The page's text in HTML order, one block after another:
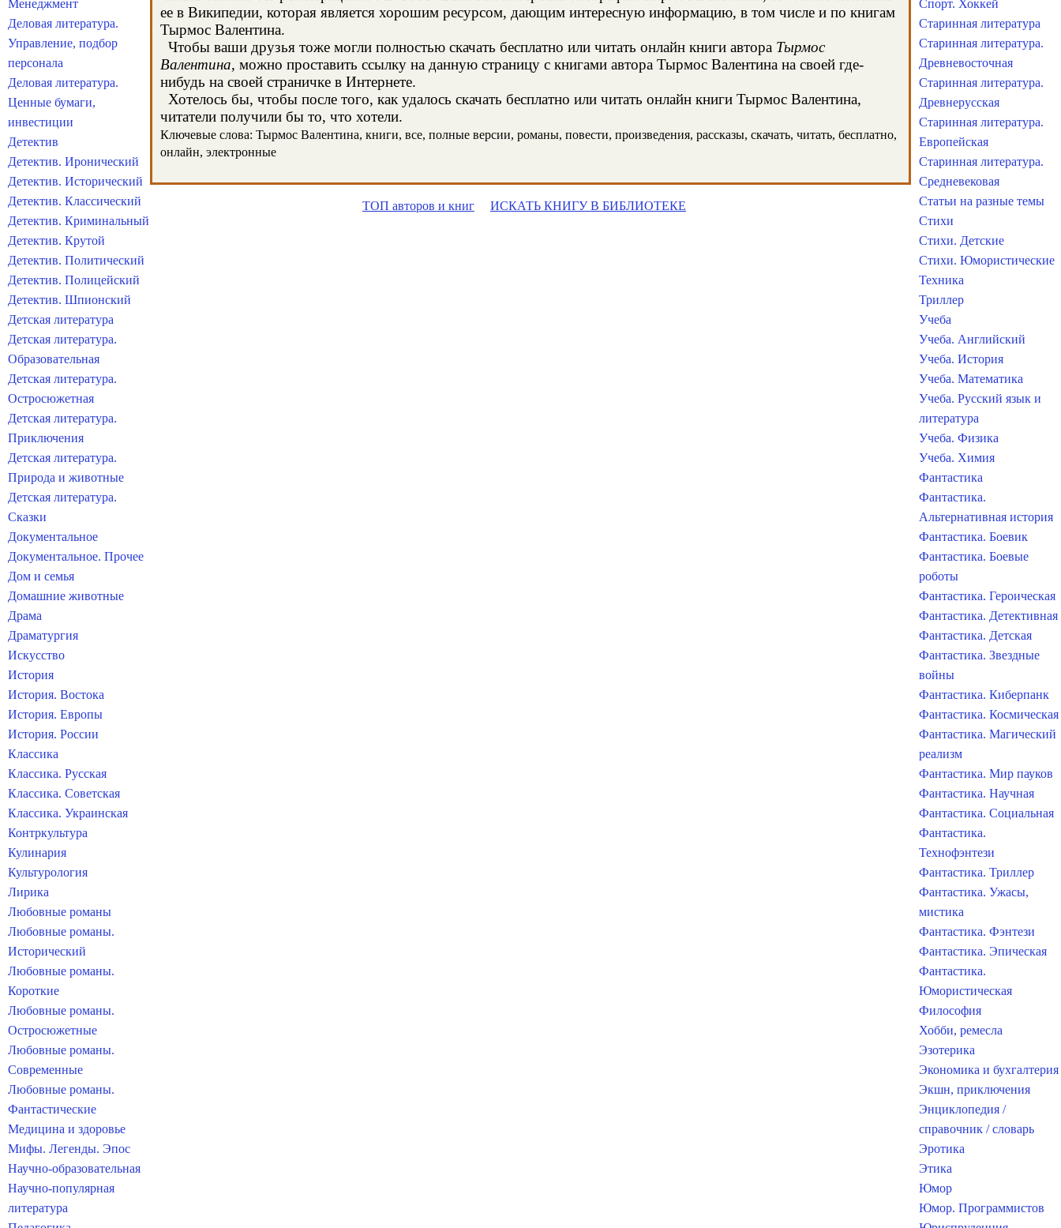
ее в Википедии, которая является хорошим ресурсом, дающим интересную информацию, в том числе и по книгам
Тырмос Валентина.
Чтобы ваши друзья тоже могли полностью скачать бесплатно или читать онлайн книги автора Тырмос
Валентина, можно проставить ссылку на данную страницу с книгами автора Тырмос Валентина на своей где-
нибудь на своей страничке в Интернете.
Хотелось бы, чтобы после того, как удалось скачать бесплатно или читать онлайн книги Тырмос Валентина,
читатели получили бы то, что хотели.
Ключевые слова: Тырмос Валентина, книги, все, полные версии, романы, повести, произведения, рассказы, скачать, читать, бесплатно,
онлайн, электронные
ТОП авторов и книг ИСКАТЬ КНИГУ В БИБЛИОТЕКЕ
Менеджмент
Деловая литература.
Управление, подбор
персонала
Деловая литература.
Ценные бумаги,
инвестиции
Детектив
Детектив. Иронический
Детектив. Исторический
Детектив. Классический
Детектив. Криминальный
Детектив. Крутой
Детектив. Политический
Детектив. Полицейский
Детектив. Шпионский
Детская литература
Детская литература.
Образовательная
Детская литература.
Остросюжетная
Детская литература.
Приключения
Детская литература.
Природа и животные
Детская литература.
Сказки
Документальное
Документальное. Прочее
Дом и семья
Домашние животные
Драма
Драматургия
Искусство
История
История. Востока
История. Европы
История. России
Классика
Классика. Русская
Классика. Советская
Классика. Украинская
Контркультура
Кулинария
Культурология
Лирика
Любовные романы
Любовные романы.
Исторический
Любовные романы.
Короткие
Любовные романы.
Остросюжетные
Любовные романы.
Современные
Любовные романы.
Фантастические
Медицина и здоровье
Мифы. Легенды. Эпос
Научно-образовательная
Научно-популярная
литература
Спорт. Хоккей
Старинная литература
Старинная литература.
Древневосточная
Старинная литература.
Древнерусская
Старинная литература.
Европейская
Старинная литература.
Средневековая
Статьи на разные темы
Стихи
Стихи. Детские
Стихи. Юмористические
Техника
Триллер
Учеба
Учеба. Английский
Учеба. История
Учеба. Математика
Учеба. Русский язык и
литература
Учеба. Физика
Учеба. Химия
Фантастика
Фантастика.
Альтернативная история
Фантастика. Боевик
Фантастика. Боевые
роботы
Фантастика. Героическая
Фантастика. Детективная
Фантастика. Детская
Фантастика. Звездные
войны
Фантастика. Киберпанк
Фантастика. Космическая
Фантастика. Магический
реализм
Фантастика. Мир пауков
Фантастика. Научная
Фантастика. Социальная
Фантастика.
Технофэнтези
Фантастика. Триллер
Фантастика. Ужасы,
мистика
Фантастика. Фэнтези
Фантастика. Эпическая
Фантастика.
Юмористическая
Философия
Хобби, ремесла
Эзотерика
Экономика и бухгалтерия
Экшн, приключения
Энциклопедия /
справочник / словарь
Эротика
Этика
Юмор
Юмор. Программистов